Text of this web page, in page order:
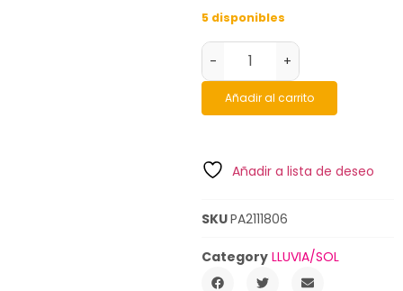
5 disponibles
- +
Añadir al carrito
Añadir a lista de deseo
SKUPA2111806
Category LLUVIA/SOL